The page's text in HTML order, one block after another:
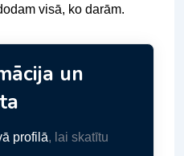
visā, ko darām.
un
profilā, lai skatītu